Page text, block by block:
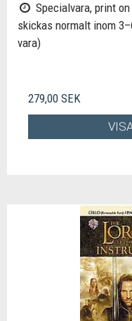
Specialvara, print
skickas normalt inom
vara)
279,00 SEK